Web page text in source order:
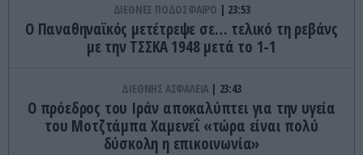
ΔΙΕΘΝΕΣ ΠΟΔΟΣΦΑΙΡΟ 23:53
Ο Παναθηναϊκός μετέτρεψε σε… τελικό τη ρεβάνς
με την ΤΣΣΚΑ 1948 μετά το 1-1
ΔΙΕΘΝΗΣ ΑΣΦΑΛΕΙΑ 23:43
Ο πρόεδρος του Ιράν αποκαλύπτει για την υγεία
του Μοτζτάμπα Χαμενεΐ «τώρα είναι πολύ
δύσκολη η επικοινωνία»